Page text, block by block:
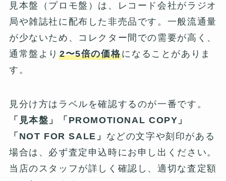
見本盤（プロモ盤）は、レコード会社がラジオ
局や雑誌社に配布した非売品です。一般流通量
が少ないため、コレクター間での需要が高く、
通常盤より 2〜5倍の価格になることがありま
す。
見分け方はラベルを確認するのが一番です。
「見本盤」「PROMOTIONAL COPY」
「NOT FOR SALE」 などの文字や刻印がある
場合は、必ず査定申込時にお申し出ください。
当店のスタッフが詳しく確認し、適切な査定額